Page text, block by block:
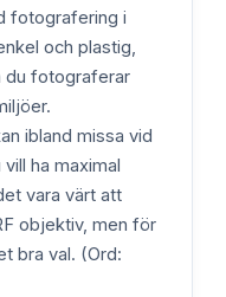
fotografering i
och plastig,
du fotograferar
ibland missa vid
ha maximal
vara värt att
objektiv, men för
bra val. (Ord: